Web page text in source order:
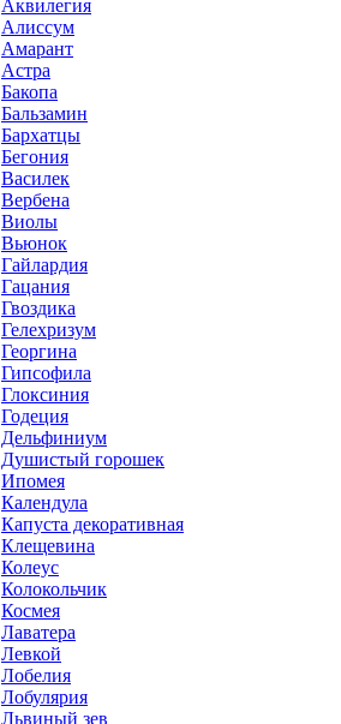
Аквилегия
Алиссум
Амарант
Астра
Бакопа
Бальзамин
Бархатцы
Бегония
Василек
Вербена
Виолы
Вьюнок
Гайлардия
Гацания
Гвоздика
Гелехризум
Георгина
Гипсофила
Глоксиния
Годеция
Дельфиниум
Душистый горошек
Ипомея
Календула
Капуста декоративная
Клещевина
Колеус
Колокольчик
Космея
Лаватера
Левкой
Лобелия
Лобулярия
Львиный зев